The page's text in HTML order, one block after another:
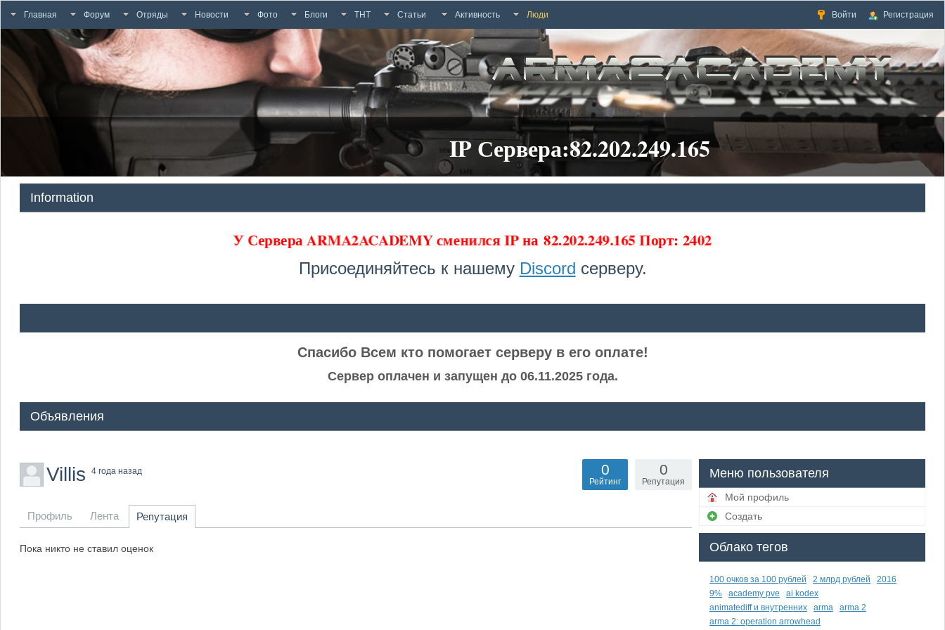
Главная Форум Отряды Новости Фото Блоги ТНТ Статьи Активность Люди Войти Регистрация
IP Сервера:82.202.249.165
Information
У Сервера ARMA2ACADEMY сменился IP на 82.202.249.165 Порт: 2402
Присоединяйтесь к нашему Discord серверу.
Спасибо Всем кто помогает серверу в его оплате!
Сервер оплачен и запущен до 06.11.2025 года.
Объявления
Villis 4 года назад 0
Репутация
0
Рейтинг
Профиль Лента Репутация
Пока никто не ставил оценок
Меню пользователя
Мой профиль
Создать
Облако тегов
100 очков за 100 рублей 2 млрд рублей
2016
9%
academy pve
ai kodex
animatediff и внутренних
arma
arma 2
arma 2: operation arrowhead